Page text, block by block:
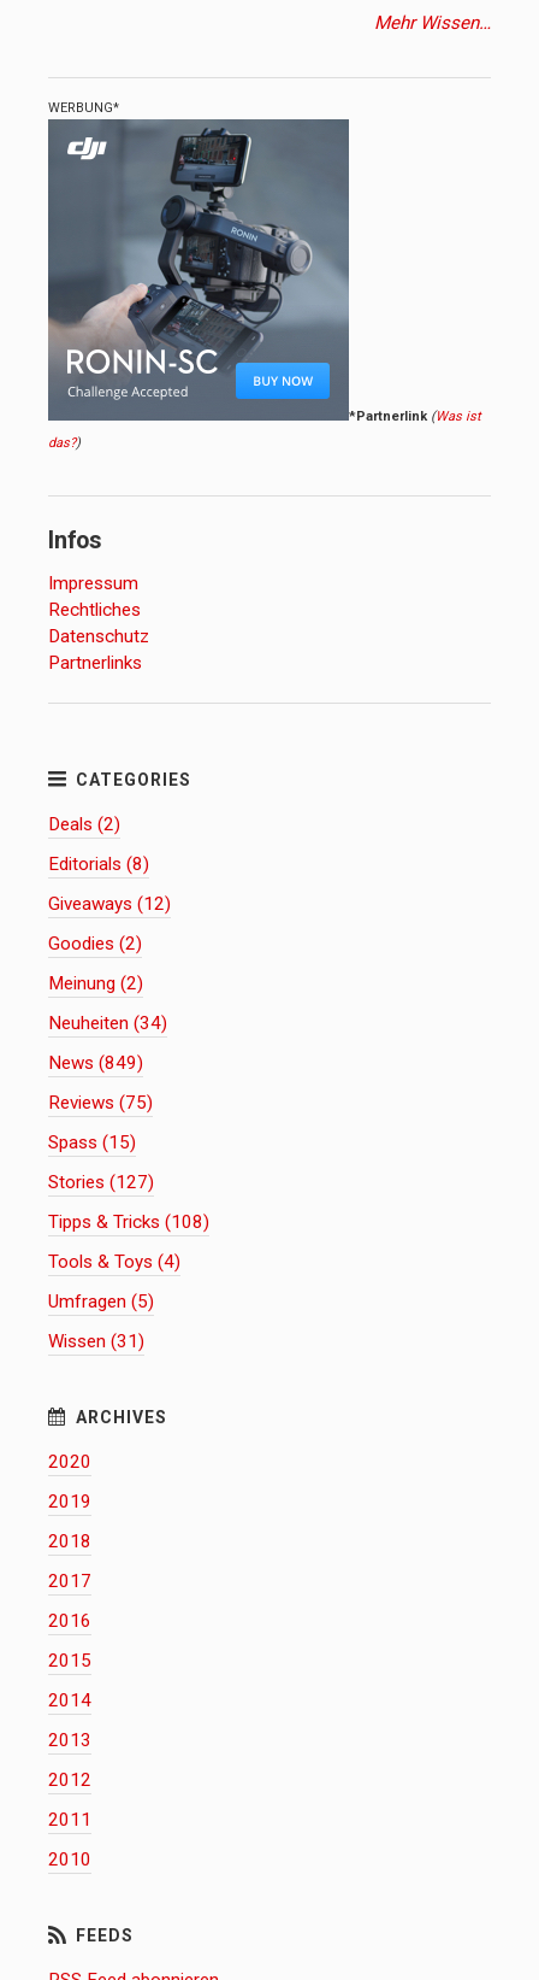
Mehr Wissen…
WERBUNG*
*Partnerlink (Was ist
das?)
Infos
Impressum
Rechtliches
Datenschutz
Partnerlinks
Deals (2)
Editorials (8)
Giveaways (12)
Goodies (2)
Meinung (2)
Neuheiten (34)
News (849)
Reviews (75)
Spass (15)
Stories (127)
Tipps & Tricks (108)
Tools & Toys (4)
Umfragen (5)
Wissen (31)
2020
2019
2018
2017
2016
2015
2014
2013
2012
2011
2010